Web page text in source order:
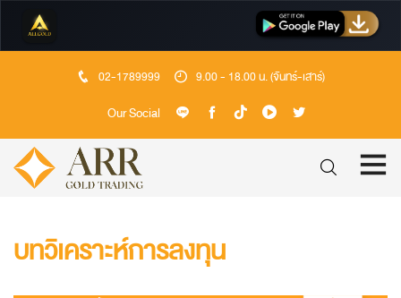
02-1789999 9.00 - 18.00 น. (จันทร์-เสาร์)
Our Social
บทวิเคราะห์การลงทุน